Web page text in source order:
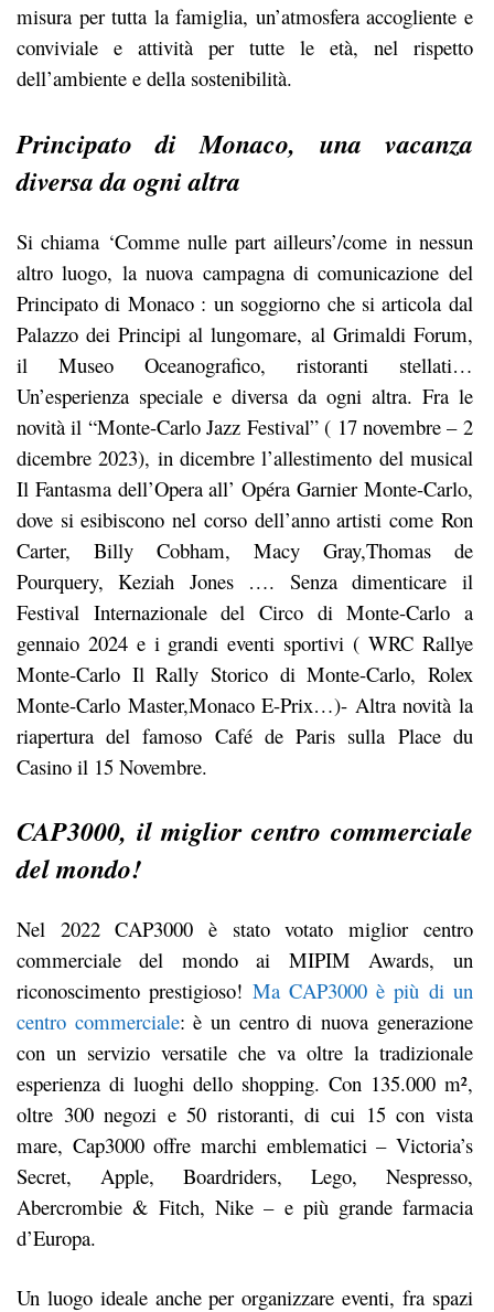
misura per tutta la famiglia, un’atmosfera accogliente e
conviviale e attività per tutte le età, nel rispetto
dell’ambiente e della sostenibilità.
Principato di Monaco, una vacanza
diversa da ogni altra
Si chiama ‘Comme nulle part ailleurs’/come in nessun
altro luogo, la nuova campagna di comunicazione del
Principato di Monaco : un soggiorno che si articola dal
Palazzo dei Principi al lungomare, al Grimaldi Forum,
il Museo Oceanografico, ristoranti stellati…
Un’esperienza speciale e diversa da ogni altra. Fra le
novità il “Monte-Carlo Jazz Festival” ( 17 novembre – 2
dicembre 2023), in dicembre l’allestimento del musical
Il Fantasma dell’Opera all’ Opéra Garnier Monte-Carlo,
dove si esibiscono nel corso dell’anno artisti come Ron
Carter, Billy Cobham, Macy Gray,Thomas de
Pourquery, Keziah Jones …. Senza dimenticare il
Festival Internazionale del Circo di Monte-Carlo a
gennaio 2024 e i grandi eventi sportivi ( WRC Rallye
Monte-Carlo Il Rally Storico di Monte-Carlo, Rolex
Monte-Carlo Master,Monaco E-Prix…)- Altra novità la
riapertura del famoso Café de Paris sulla Place du
Casino il 15 Novembre.
CAP3000, il miglior centro commerciale
del mondo!
Nel 2022 CAP3000 è stato votato miglior centro
commerciale del mondo ai MIPIM Awards, un
riconoscimento prestigioso! Ma CAP3000 è più di un
centro commerciale: è un centro di nuova generazione
con un servizio versatile che va oltre la tradizionale
esperienza di luoghi dello shopping. Con 135.000 m²,
oltre 300 negozi e 50 ristoranti, di cui 15 con vista
mare, Cap3000 offre marchi emblematici – Victoria’s
Secret, Apple, Boardriders, Lego, Nespresso,
Abercrombie & Fitch, Nike – e più grande farmacia
d’Europa.
Un luogo ideale anche per organizzare eventi, fra spazi